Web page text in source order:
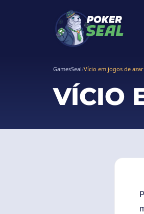
GamesSeal/Vício em jogos de azar
VÍCIO